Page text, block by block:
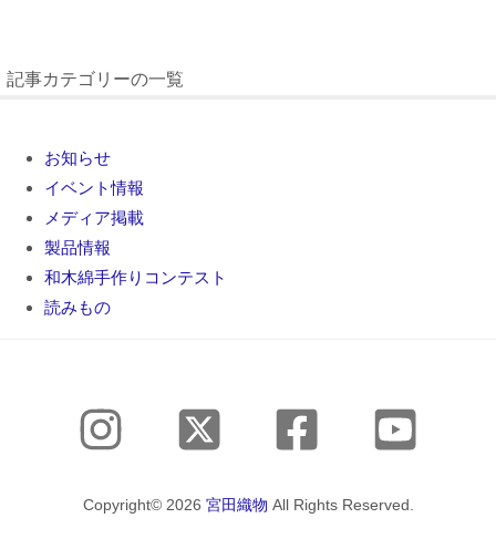
記事カテゴリーの一覧
お知らせ
イベント情報
メディア掲載
製品情報
和木綿手作りコンテスト
読みもの
Copyright© 2026 宮田織物 All Rights Reserved.